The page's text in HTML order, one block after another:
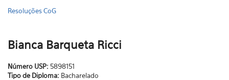
Resoluções CoG
Bianca Barqueta Ricci
Número USP: 5898151
Tipo de Diploma: Bacharelado